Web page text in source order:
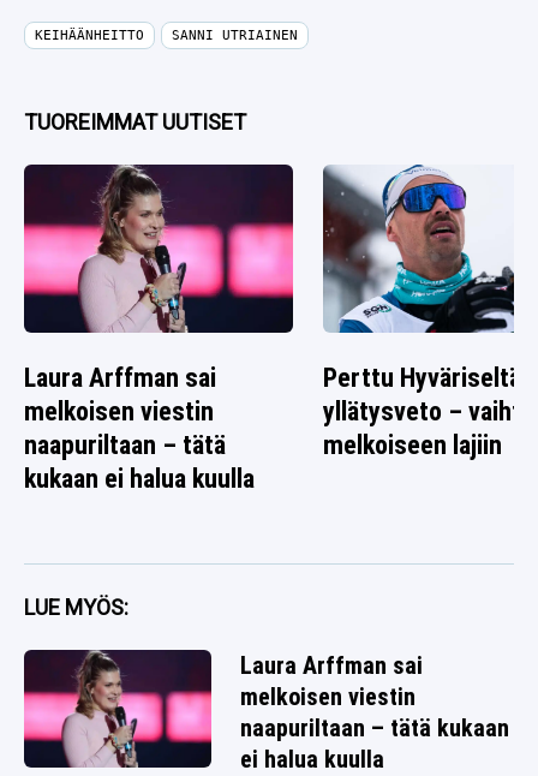
KEIHÄÄNHEITTO SANNI UTRIAINEN
TUOREIMMAT UUTISET
Laura Arffman sai
melkoisen viestin
naapuriltaan – tätä
kukaan ei halua kuulla
Perttu Hyväriseltä
yllätysveto –
melkoiseen lajiin
LUE MYÖS:
Laura Arffman sai
melkoisen viestin
naapuriltaan – tätä kukaan
ei halua kuulla